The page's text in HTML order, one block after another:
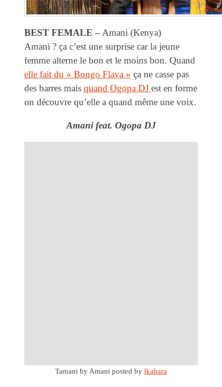
BEST FEMALE – Amani (Kenya)
Amani ? ça c’est une surprise car la jeune
femme alterne le bon et le moins bon. Quand
elle fait du « Bongo Flava » ça ne casse pas
des barres mais quand Ogopa DJ est en forme
on découvre qu’elle a quand même une voix.
Amani feat. Ogopa DJ
Tamani by Amani posted by lkahara